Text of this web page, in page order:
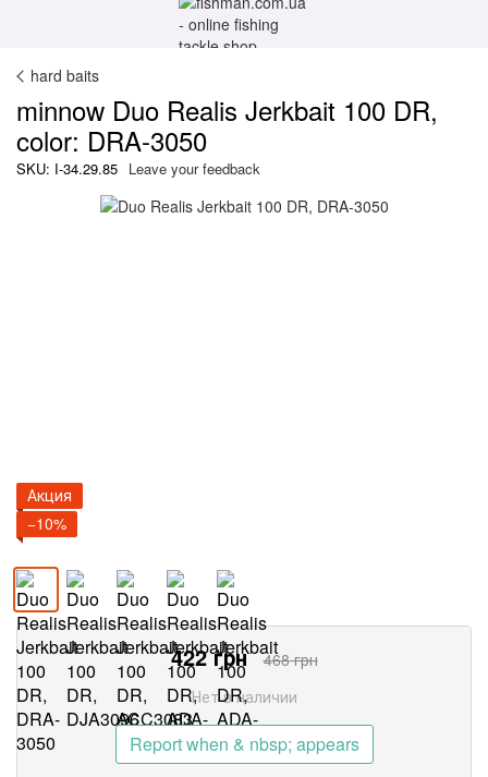
hard baits
minnow Duo Realis Jerkbait 100 DR,
color: DRA-3050
SKU: I-34.29.85 Leave your feedback
Акция
−10%
422грн 468грн
Нет в наличии
Report when & nbsp; appears